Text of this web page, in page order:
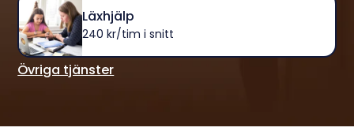
Läxhjälp
240 kr/tim i snitt
Övriga tjänster